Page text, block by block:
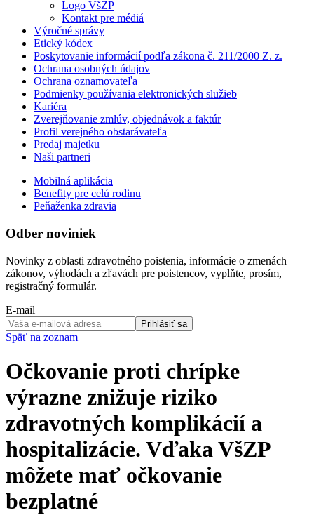
Logo VšZP
Kontakt pre médiá
Výročné správy
Etický kódex
Poskytovanie informácií podľa zákona č. 211/2000 Z. z.
Ochrana osobných údajov
Ochrana oznamovateľa
Podmienky používania elektronických služieb
Kariéra
Zverejňovanie zmlúv, objednávok a faktúr
Profil verejného obstarávateľa
Predaj majetku
Naši partneri
Mobilná aplikácia
Benefity pre celú rodinu
Peňaženka zdravia
Odber noviniek
Novinky z oblasti zdravotného poistenia, informácie o zmenách
zákonov, výhodách a zľavách pre poistencov, vyplňte, prosím,
registračný formulár.
E-mail
Prihlásiť sa
Späť na zoznam
Očkovanie proti chrípke
výrazne znižuje riziko
zdravotných komplikácií a
hospitalizácie. Vďaka VšZP
môžete mať očkovanie
bezplatné